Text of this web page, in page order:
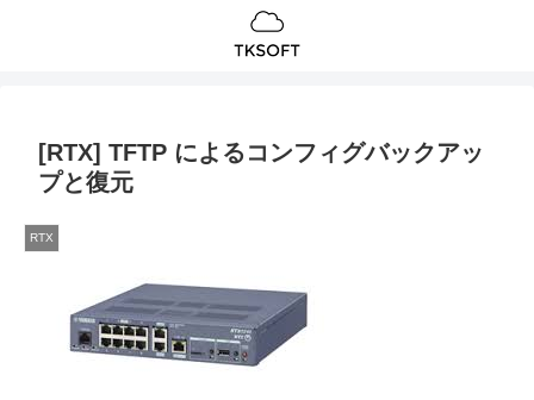
[RTX] TFTP によるコンフィグバックアッ
プと復元
RTX